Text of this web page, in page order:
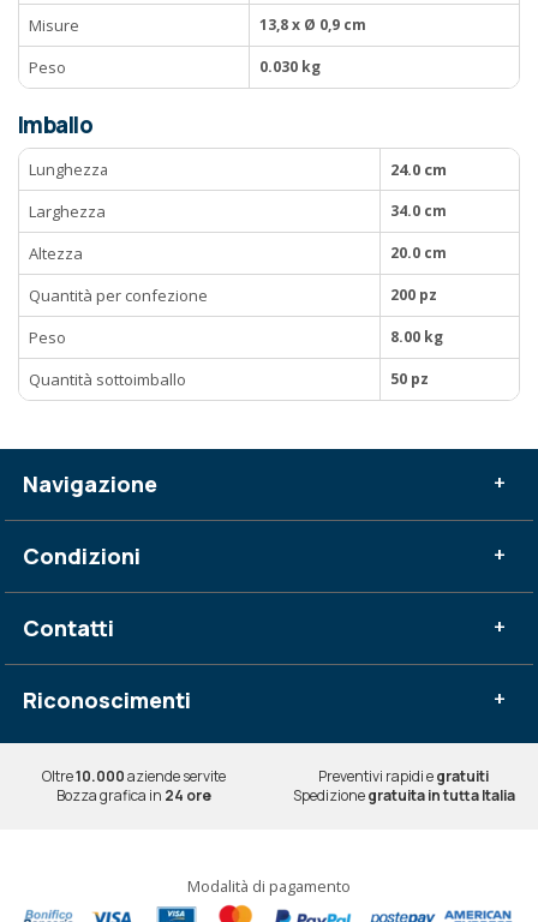
Misure
13,8 x Ø 0,9 cm
Peso 0.030 kg
Imballo
Lunghezza
24.0 cm
Larghezza
34.0 cm
Altezza 20.0 cm
Quantità per confezione 200 pz
Peso 8.00 kg
Quantità sottoimballo 50 pz
Navigazione +
Condizioni +
Contatti +
Riconoscimenti +
Oltre10.000aziende servite Preventivi rapidi egratuiti
Bozza grafica in 24 ore Spedizionegratuita in tutta Italia
Modalità di pagamento